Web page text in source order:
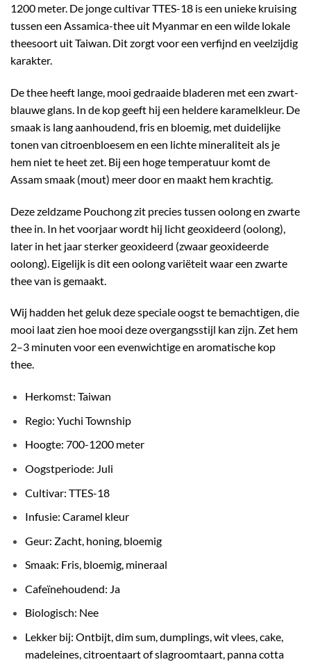
1200 meter. De jonge cultivar TTES-18 is een unieke kruising
tussen een Assamica-thee uit Myanmar en een wilde lokale
theesoort uit Taiwan. Dit zorgt voor een verfijnd en veelzijdig
karakter.
De thee heeft lange, mooi gedraaide bladeren met een zwart-
blauwe glans. In de kop geeft hij een heldere karamelkleur. De
smaak is lang aanhoudend, fris en bloemig, met duidelijke
tonen van citroenbloesem en een lichte mineraliteit als je
hem niet te heet zet. Bij een hoge temperatuur komt de
Assam smaak (mout) meer door en maakt hem krachtig.
Deze zeldzame Pouchong zit precies tussen oolong en zwarte
thee in. In het voorjaar wordt hij licht geoxideerd (oolong),
later in het jaar sterker geoxideerd (zwaar geoxideerde
oolong). Eigelijk is dit een oolong variëteit waar een zwarte
thee van is gemaakt.
Wij hadden het geluk deze speciale oogst te bemachtigen, die
mooi laat zien hoe mooi deze overgangsstijl kan zijn. Zet hem
2–3 minuten voor een evenwichtige en aromatische kop
thee.
Herkomst: Taiwan
Regio: Yuchi Township
Hoogte: 700-1200 meter
Oogstperiode: Juli
Cultivar: TTES-18
Infusie: Caramel kleur
Geur: Zacht, honing, bloemig
Smaak: Fris, bloemig, mineraal
Cafeïnehoudend: Ja
Biologisch: Nee
Lekker bij: Ontbijt, dim sum, dumplings, wit vlees, cake,
madeleines, citroentaart of slagroomtaart, panna cotta